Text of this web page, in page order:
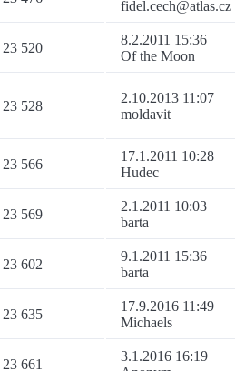
fidel.cech@atlas.cz
23 520
8.2.2011 15:36
Of the Moon
23 528
2.10.2013 11:07
moldavit
23 566
17.1.2011 10:28
Hudec
23 569
2.1.2011 10:03
barta
23 602
9.1.2011 15:36
barta
23 635
17.9.2016 11:49
Michaels
23 661
3.1.2016 16:19